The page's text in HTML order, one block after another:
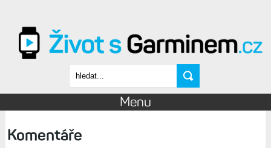
Vyhledávání
Menu
Komentáře